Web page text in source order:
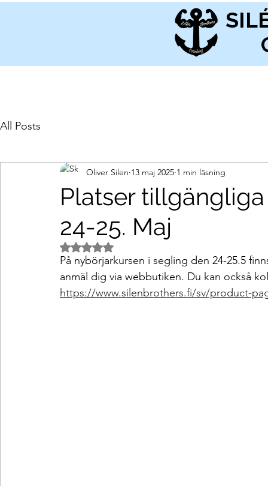
All Posts
Platser
24-25. Maj
Oliver Silen 13 maj 2025 1 min läsning
Betygsatt till NaN av 5 stjärnor.
På nybörjarkursen i segling den 24-25.5
anmäl dig via webbutiken. Du kan också
https://www.silenbrothers.fi/sv/product-